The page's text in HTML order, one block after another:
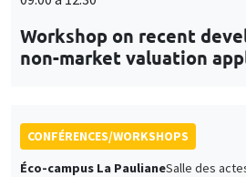
Workshop on recent
non-market valuation
CONFÉRENCES/WORKSHOPS
Éco-campus La PaulianeSalle des